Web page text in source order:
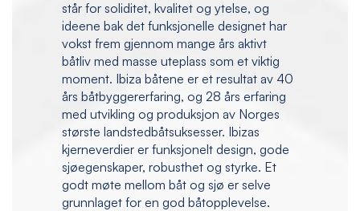
står for soliditet, kvalitet og ytelse, og
ideene bak det funksjonelle designet har
vokst frem gjennom mange års aktivt
båtliv med masse uteplass som et viktig
moment. Ibiza båtene er et resultat av 40
års båtbyggererfaring, og 28 års erfaring
med utvikling og produksjon av Norges
største landstedbåtsuksesser. Ibizas
kjerneverdier er funksjonelt design, gode
sjøegenskaper, robusthet og styrke. Et
godt møte mellom båt og sjø er selve
grunnlaget for en god båtopplevelse.